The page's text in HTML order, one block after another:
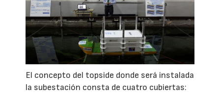
El concepto del topside donde será instalada
la subestación consta de cuatro cubiertas: